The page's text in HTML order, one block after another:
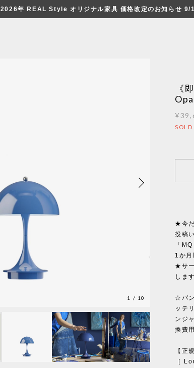
2026年 REAL Style オリジナル家具 価格改定のお知らせ 9/
1 / 10
《
SOLD
★今
投稿
「
1か月
★サ
しま
☆パ
ッテ
ンジ
換費
【正
［